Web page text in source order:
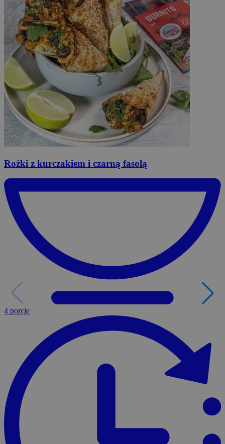
Rożki z kurczakiem i czarną fasolą
4 porcje